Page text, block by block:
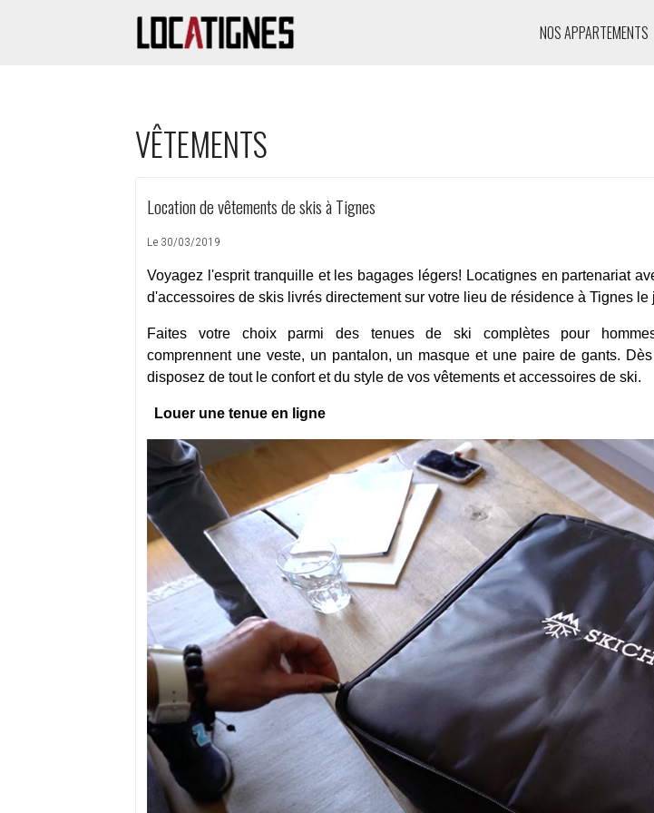
NOS APPARTEMENTS
VÊTEMENTS
Location de vêtements de skis à Tignes
Le 30/03/2019
Voyagez l'esprit tranquille et les bagages légers! Locatignes en partenariat
d'accessoires de skis livrés directement sur votre lieu de résidence à Tignes le
Faites votre choix parmi des tenues de ski complètes pour
comprennent une veste, un pantalon, un masque et une paire de gants.
disposez de tout le confort et du style de vos vêtements et accessoires de ski.
Louer une tenue en ligne